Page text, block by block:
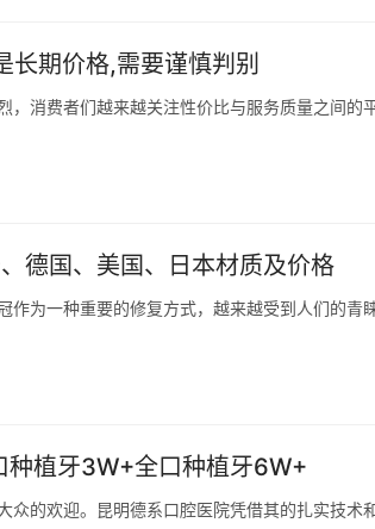
期价格,需要谨慎判别
，消费者们越来越关注性价比与服务质量之间的
德国、美国、日本材质及价格
作为一种重要的修复方式，越来越受到人们的青
种植牙3W+全口种植牙6W+
众的欢迎。昆明德系口腔医院凭借其的扎实技术